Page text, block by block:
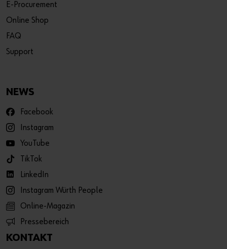
E-Procurement
Online Shop
FAQ
Support
NEWS
Facebook
Instagram
YouTube
TikTok
LinkedIn
Instagram Würth People
Online-Magazin
Pressebereich
KONTAKT